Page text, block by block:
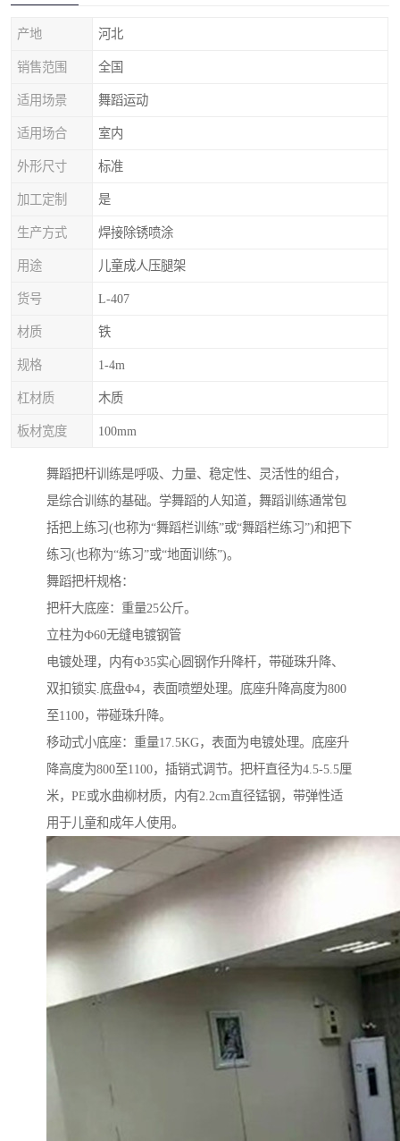
产地 河北
销售范围 全国
适用场景 舞蹈运动
适用场合 室内
外形尺寸 标准
加工定制 是
生产方式 焊接除锈喷涂
用途 儿童成人压腿架
货号 L-407
材质 铁
规格 1-4m
杠材质 木质
板材宽度 100mm
舞蹈把杆训练是呼吸、力量、稳定性、灵活性的组合，
是综合训练的基础。学舞蹈的人知道，舞蹈训练通常包
括把上练习(也称为“舞蹈栏训练”或“舞蹈栏练习”)和把下
练习(也称为“练习”或“地面训练”)。
舞蹈把杆规格：
把杆大底座：重量25公斤。
立柱为Ф60无缝电镀钢管
电镀处理，内有Ф35实心圆钢作升降杆，带碰珠升降、
双扣锁实.底盘Φ4，表面喷塑处理。底座升降高度为800
至1100，带碰珠升降。
移动式小底座：重量17.5KG，表面为电镀处理。底座升
降高度为800至1100，插销式调节。把杆直径为4.5-5.5厘
米，PE或水曲柳材质，内有2.2cm直径锰钢，带弹性适
用于儿童和成年人使用。